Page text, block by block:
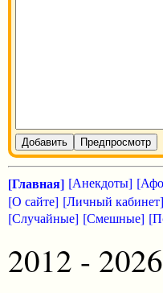
Добавить Предпросмотр
[Главная] [Анекдоты]
[О сайте] [Личный кабинет]
[Случайные] [Смешные]
2012 - 2026